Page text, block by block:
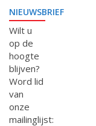
NIEUWSBRIEF
Wilt u
op de
hoogte
blijven?
Word lid
van
onze
mailinglijst: